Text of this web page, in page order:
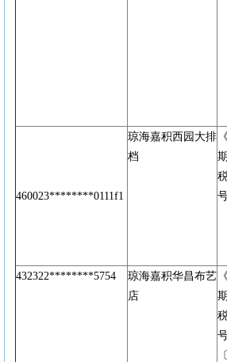
460023********0111f1
琼海嘉积西园大排
档
432322********5754
琼海嘉积华昌布艺
店